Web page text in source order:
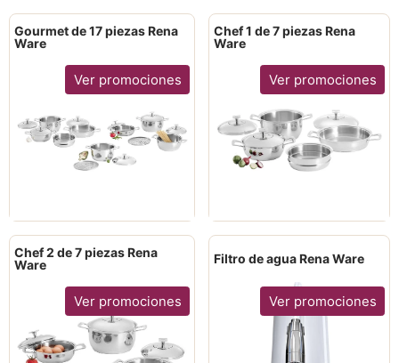
Gourmet de 17 piezas Rena
Ware
Ver promociones
Chef 1 de 7 piezas Rena
Ware
Ver promociones
Chef 2 de 7 piezas Rena
Ware
Ver promociones
Filtro de agua Rena Ware
Ver promociones